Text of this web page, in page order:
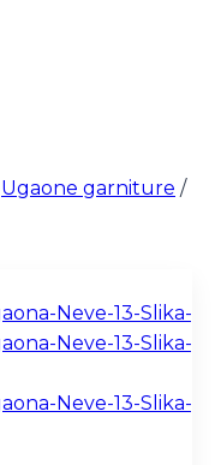
Ugaone garniture /